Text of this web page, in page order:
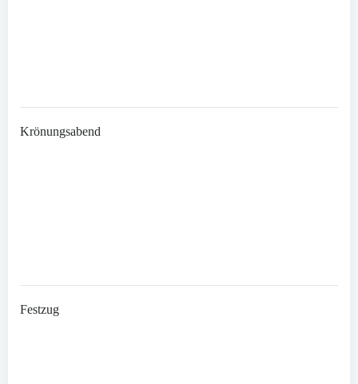
Krönungsabend
Festzug